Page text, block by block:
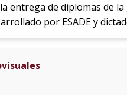
entrega de diplomas de
por ESADE y